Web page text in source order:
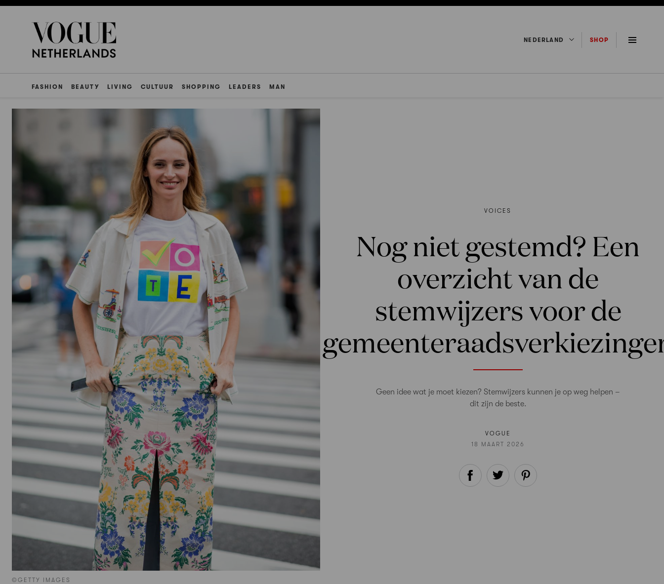
NEDERLAND SHOP
FASHION BEAUTY LIVING CULTUUR SHOPPING LEADERS MAN
©GETTY IMAGES
VOICES
Nog niet gestemd? Een
overzicht van de
stemwijzers voor de
Geen idee wat je moet kiezen? Stemwijzers kunnen je op weg helpen –
dit zijn de beste.
VOGUE
18 MAART 2026